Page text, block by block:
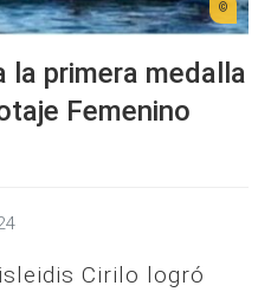
la primera medalla
Femenino
Cirilo logró